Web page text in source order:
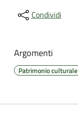
Condividi
Argomenti
Patrimonio culturale